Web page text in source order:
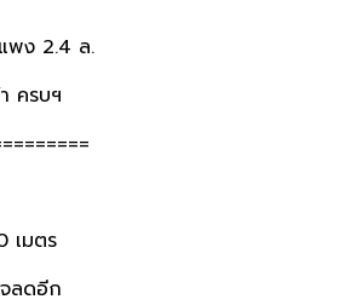
พง 2.4 ล.
ครบฯ
เมตร
ลดอีก